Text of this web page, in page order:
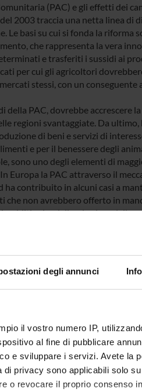
degli annunci
il vostro numero IP,
al fine di pubblicare
e sviluppare i servizi. Avete la
privacy sono applicabili solo
o revocare il proprio consenso
(PAC) e gli effetti dei
2003 traccia una netta linea di
Le basi su cui si fonda la riforma
che rappresenta la vera
e trasferiti i sussidi ai
per cui gli agricoltori
stessi, con un conseguente
della PAC, dovrebbe accrescere
regioni svantaggiate. Da
di beni e servizi di
e per il benessere degli
sono uno degli elementi di
la PAC attraverso il
ha contribuito in alcuni casi a
non avrebbero offerto in
redditi aziendali, sul valore delle
Alcuni studi richiesti dalla
carenti le analisi a livello
l’analisi dell’impatto in alcune
2000. Il periodo di tempo
come riforme così incisive
assegnato e gestito dal